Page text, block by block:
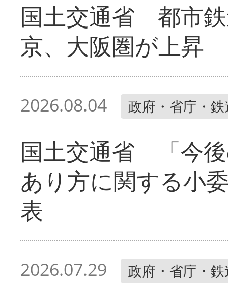
国土交通省 都市
京、大阪圏が上昇
2026.08.04 政府・省庁・
国土交通省 「今
あり方に関する小
表
2026.07.29 政府・省庁・